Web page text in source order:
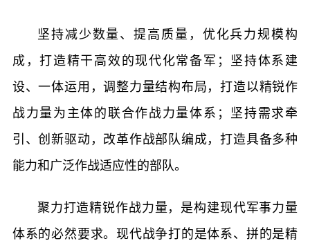
坚持减少数量、提高质量，优化兵力规模构
成，打造精干高效的现代化常备军；坚持体系建
设、一体运用，调整力量结构布局，打造以精锐作
战力量为主体的联合作战力量体系；坚持需求牵
引、创新驱动，改革作战部队编成，打造具备多种
能力和广泛作战适应性的部队。
聚力打造精锐作战力量，是构建现代军事力量
体系的必然要求。现代战争打的是体系、拼的是精